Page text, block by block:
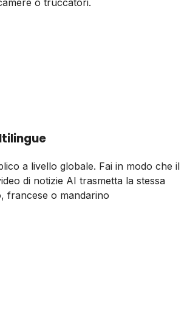
o truccatori.
a livello globale. Fai in modo che il
di notizie AI trasmetta la stessa
francese o mandarino